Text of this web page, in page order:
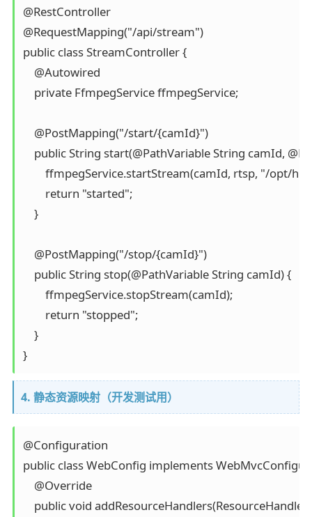
@RestController
@RequestMapping("/api/stream")
public class StreamController {
    @Autowired
    private FfmpegService ffmpegService;
    @PostMapping("/start/{camId}")
public String start(@PathVariable String camId,
ffmpegService.startStream(camId, rtsp, "/opt/
        return "started";
    }
    @PostMapping("/stop/{camId}")
    public String stop(@PathVariable String camId) {
        ffmpegService.stopStream(camId);
        return "stopped";
    }
}
4. 静态资源映射（开发测试用）
@Configuration
public class WebConfig implements
    @Override
public void